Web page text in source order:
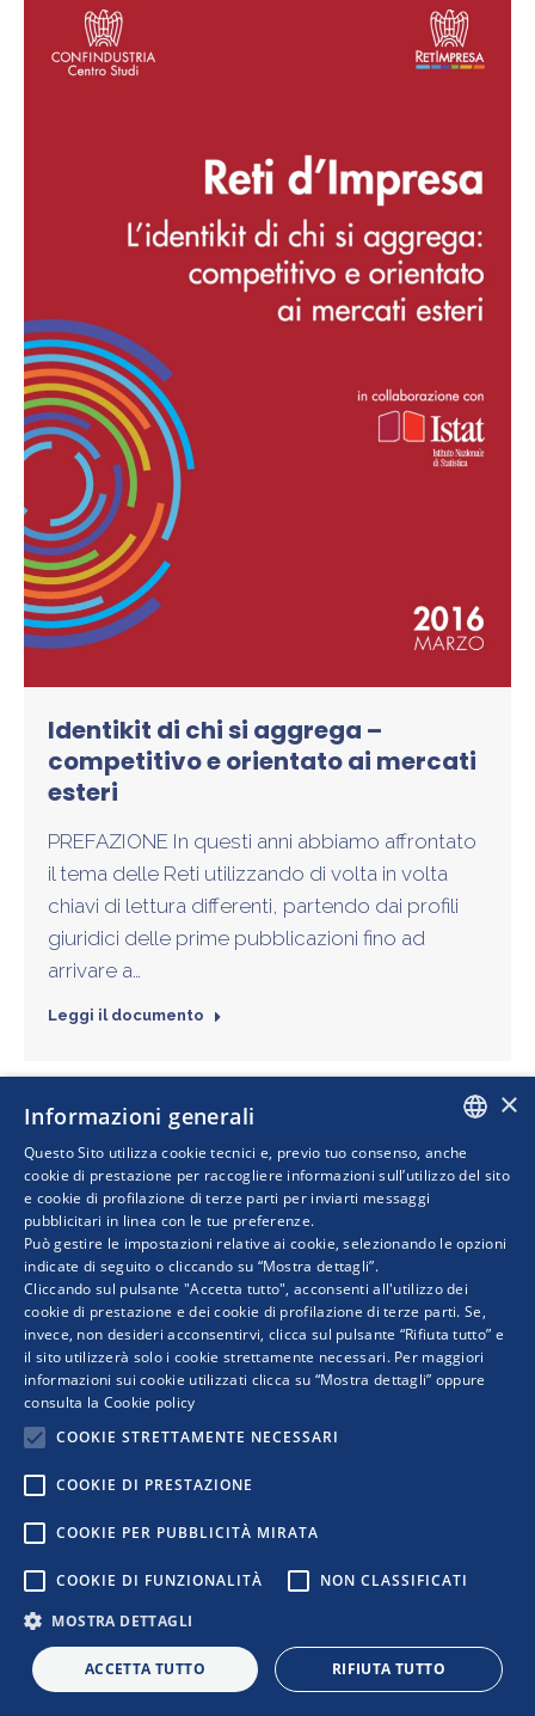
Identikit di chi si aggrega –
competitivo e orientato ai mercati
esteri
PREFAZIONE In questi anni abbiamo affrontato
il tema delle Reti utilizzando di volta in volta
chiavi di lettura differenti, partendo dai profili
giuridici delle prime pubblicazioni fino ad
arrivare a…
Leggi il documento
ITALIAN
×
Informazioni generali
Questo Sito utilizza cookie tecnici e, previo tuo consenso, anche
cookie di prestazione per raccogliere informazioni sull’utilizzo del sito
e cookie di profilazione di terze parti per inviarti messaggi
pubblicitari in linea con le tue preferenze.
Può gestire le impostazioni relative ai cookie, selezionando le opzioni
indicate di seguito o cliccando su “Mostra dettagli”.
Cliccando sul pulsante "Accetta tutto", acconsenti all'utilizzo dei
cookie di prestazione e dei cookie di profilazione di terze parti. Se,
invece, non desideri acconsentirvi, clicca sul pulsante “Rifiuta tutto” e
il sito utilizzerà solo i cookie strettamente necessari. Per maggiori
informazioni sui cookie utilizzati clicca su “Mostra dettagli” oppure
consulta la Cookie policy
COOKIE STRETTAMENTE NECESSARI
COOKIE DI PRESTAZIONE
COOKIE PER PUBBLICITÀ MIRATA
COOKIE DI FUNZIONALITÀ
NON CLASSIFICATI
MOSTRA DETTAGLI
ACCETTA TUTTO RIFIUTA TUTTO